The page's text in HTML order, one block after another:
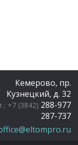
Кемерово, пр.
Кузнецкий, д. 32
+7 (3842) 288-977
287-737